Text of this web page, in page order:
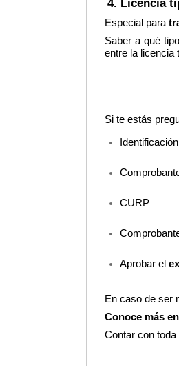
4. Licencia
Especial para
Saber a qué
entre la licencia
Si te estás
CURP
Aprobar el
En caso de ser
Conoce más
Contar con